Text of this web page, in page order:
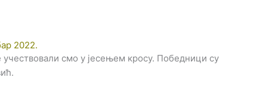
2022.
смо у јесењем кросу. Победници су